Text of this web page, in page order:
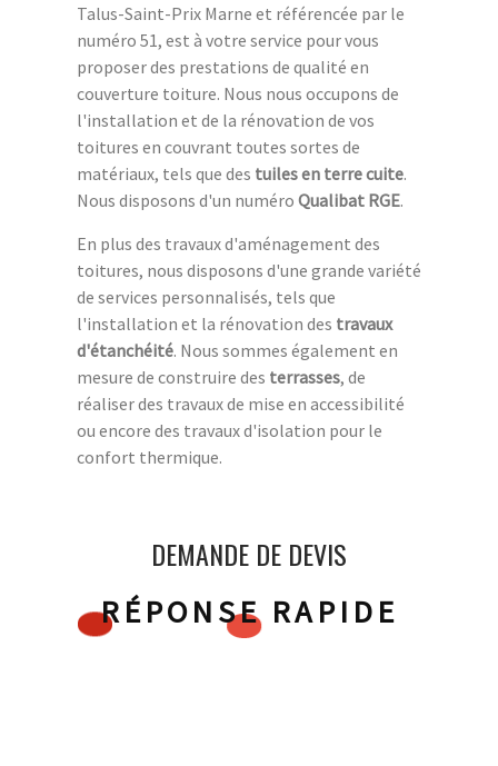
Talus-Saint-Prix Marne et référencée par le
numéro 51, est à votre service pour vous
proposer des prestations de qualité en
couverture toiture. Nous nous occupons de
l'installation et de la rénovation de vos
toitures en couvrant toutes sortes de
matériaux, tels que des tuiles en terre cuite.
Nous disposons d'un numéro Qualibat RGE.
En plus des travaux d'aménagement des
toitures, nous disposons d'une grande variété
de services personnalisés, tels que
l'installation et la rénovation des travaux
d'étanchéité. Nous sommes également en
mesure de construire des terrasses, de
réaliser des travaux de mise en accessibilité
ou encore des travaux d'isolation pour le
confort thermique.
DEMANDE DE DEVIS
RÉPONSE RAPIDE